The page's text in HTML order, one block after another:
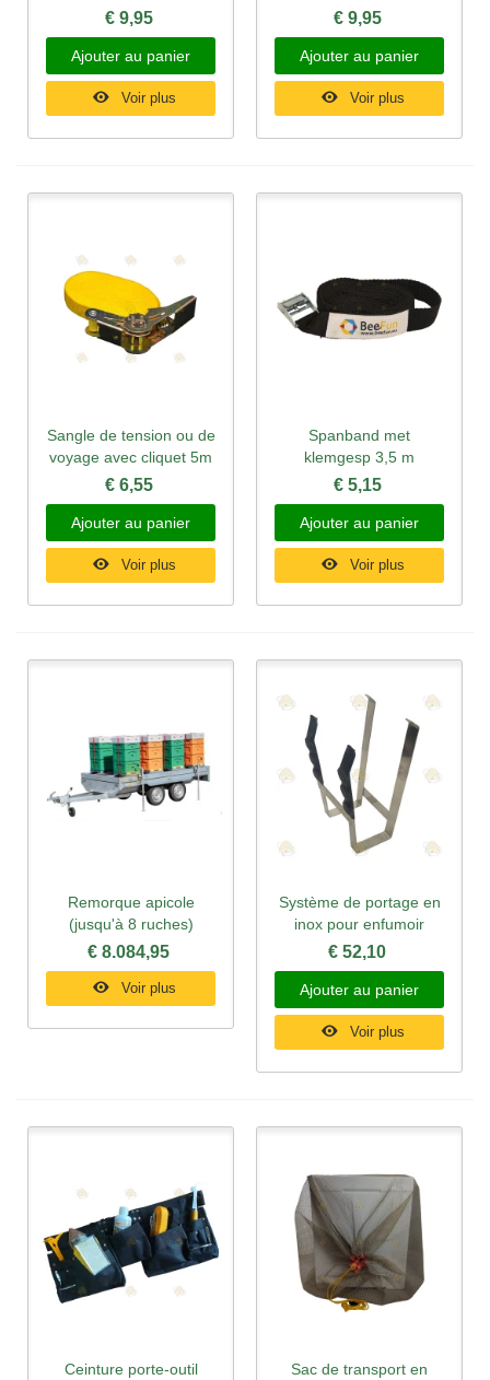
€ 9,95
Ajouter au panier
Voir plus
€ 9,95
Ajouter au panier
Voir plus
Sangle de tension ou de
voyage avec cliquet 5m
€ 6,55
Ajouter au panier
Voir plus
Spanband met
klemgesp 3,5 m
€ 5,15
Ajouter au panier
Voir plus
Remorque apicole
(jusqu'à 8 ruches)
€ 8.084,95
Voir plus
Système de portage en
inox pour enfumoir
€ 52,10
Ajouter au panier
Voir plus
Ceinture porte-outil
Sac de transport en